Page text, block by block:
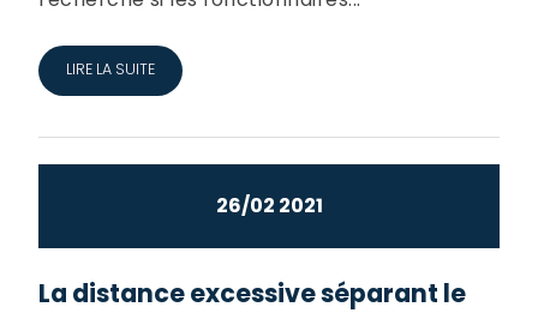
LIRE LA SUITE
26/02 2021
La distance excessive séparant le